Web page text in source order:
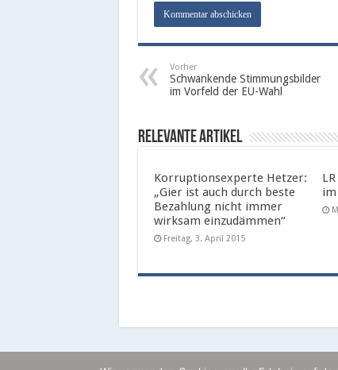
Vorher
Schwankende Stimmungsbilder
im Vorfeld der EU-Wahl
Relevante Artikel
Korruptionsexperte Hetzer:
„Gier ist auch durch beste
Bezahlung nicht immer
wirksam einzudämmen“
Freitag, 3. April 2015